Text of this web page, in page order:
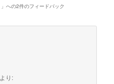
」への2件のフィードバック
より: